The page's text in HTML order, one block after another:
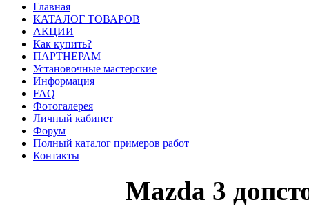
Главная
КАТАЛОГ ТОВАРОВ
АКЦИИ
Как купить?
ПАРТНЕРАМ
Установочные мастерские
Информация
FAQ
Фотогалерея
Личный кабинет
Форум
Полный каталог примеров работ
Контакты
Mazda 3